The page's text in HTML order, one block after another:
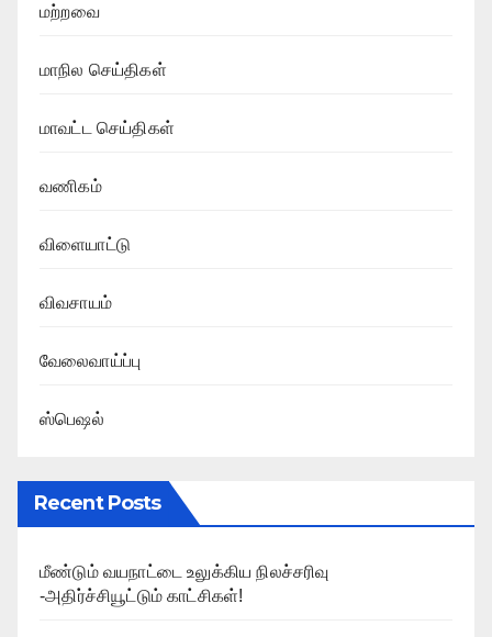
மற்றவை
மாநில செய்திகள்
மாவட்ட செய்திகள்
வணிகம்
விளையாட்டு
விவசாயம்
வேலைவாய்ப்பு
ஸ்பெஷல்
Recent Posts
மீண்டும் வயநாட்டை உலுக்கிய நிலச்சரிவு
-அதிர்ச்சியூட்டும் காட்சிகள்!